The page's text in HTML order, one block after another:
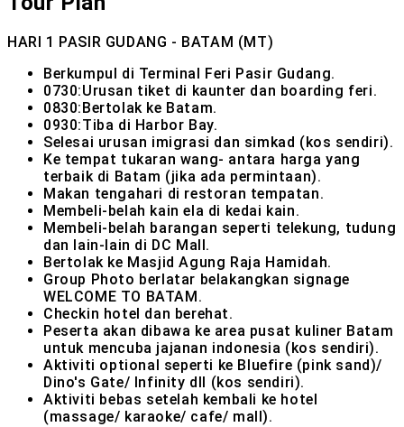
HARI 1 PASIR GUDANG - BATAM (MT)
Berkumpul di Terminal Feri Pasir Gudang.
0730:Urusan tiket di kaunter dan boarding feri.
0830:Bertolak ke Batam.
0930:Tiba di Harbor Bay.
Selesai urusan imigrasi dan simkad (kos sendiri).
Ke tempat tukaran wang- antara harga yang
terbaik di Batam (jika ada permintaan).
Makan tengahari di restoran tempatan.
Membeli-belah kain ela di kedai kain.
Membeli-belah barangan seperti telekung, tudung
dan lain-lain di DC Mall.
Bertolak ke Masjid Agung Raja Hamidah.
Group Photo berlatar belakangkan signage
WELCOME TO BATAM.
Checkin hotel dan berehat.
Peserta akan dibawa ke area pusat kuliner Batam
untuk mencuba jajanan indonesia (kos sendiri).
Aktiviti optional seperti ke Bluefire (pink sand)/
Dino's Gate/ Infinity dll (kos sendiri).
Aktiviti bebas setelah kembali ke hotel
(massage/ karaoke/ cafe/ mall).